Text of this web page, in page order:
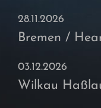
28.11.2026
Bremen /
03.12.2026
Wilkau